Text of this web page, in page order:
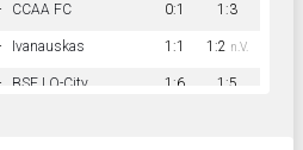
CCAA FC 0:1 1:3
Ivanauskas 1:1 1:2 n.V.
BSF LO-City 1:6 1:5